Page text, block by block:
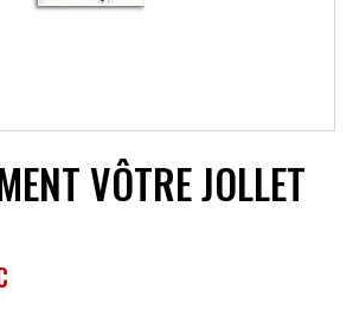
VÔTRE JOLLET
ACCESSOIRES
PROMOTIONS